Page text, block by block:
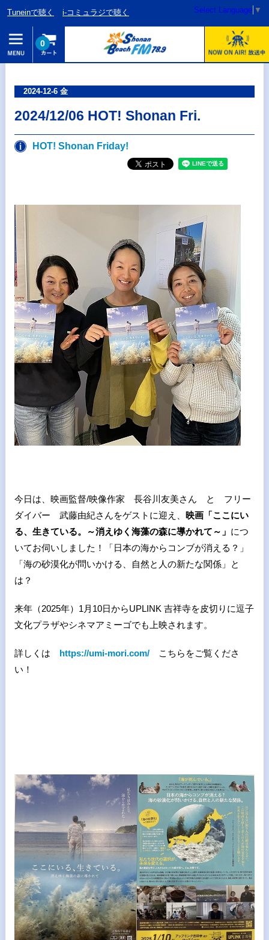
Tuneinで聴く i-コミュラジで聴く Select Language ▼
0
2024-12-6 金
2024/12/06 HOT! Shonan Fri.
HOT! Shonan Friday!
今日は、映画監督/映像作家 長谷川友美さん と フリー
ダイバー 武藤由紀さんをゲストに迎え、 映画「ここにい
る、生きている。～消えゆく海藻の森に導かれて～」 につ
いてお伺いしました！「日本の海からコンブが消える？」
「海の砂漠化が問いかける、自然と人の新たな関係」と
は？
来年（2025年）1月10日からUPLINK 吉祥寺を皮切りに逗子
文化プラザやシネマアミーゴでも上映されます。
詳しくは https://umi-mori.com/こちらをご覧くださ
い！